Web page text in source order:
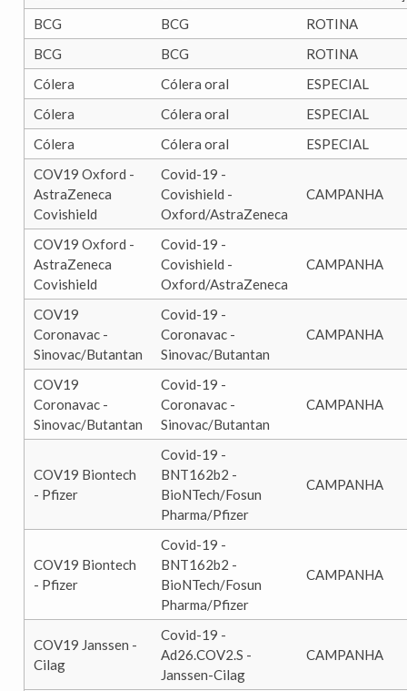
BCG
BCG
ROTINA
BCG
BCG
ROTINA
Cólera
Cólera oral
ESPECIAL
Cólera
Cólera oral
ESPECIAL
Cólera
Cólera oral
ESPECIAL
COV19 Oxford -
AstraZeneca
Covishield
Covid-19 -
Covishield -
Oxford/AstraZeneca
CAMPANHA
COV19 Oxford -
AstraZeneca
Covishield
Covid-19 -
Covishield -
Oxford/AstraZeneca
CAMPANHA
COV19
Coronavac -
Sinovac/Butantan
Covid-19 -
Coronavac -
Sinovac/Butantan
CAMPANHA
COV19
Coronavac -
Sinovac/Butantan
Covid-19 -
Coronavac -
Sinovac/Butantan
CAMPANHA
COV19 Biontech
- Pfizer
Covid-19 -
BNT162b2 -
BioNTech/Fosun
Pharma/Pfizer
CAMPANHA
COV19 Biontech
- Pfizer
Covid-19 -
BNT162b2 -
BioNTech/Fosun
Pharma/Pfizer
CAMPANHA
COV19 Janssen -
Cilag
Covid-19 -
Ad26.COV2.S -
Janssen-Cilag
CAMPANHA